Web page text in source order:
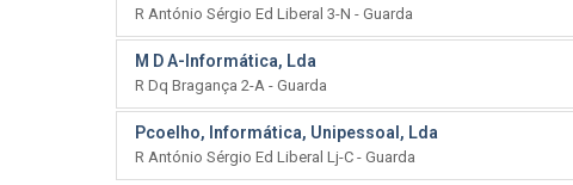
R António Sérgio Ed Liberal 3-N - Guarda
M D A-Informática, Lda
R Dq Bragança 2-A - Guarda
Pcoelho, Informática, Unipessoal, Lda
R António Sérgio Ed Liberal Lj-C - Guarda